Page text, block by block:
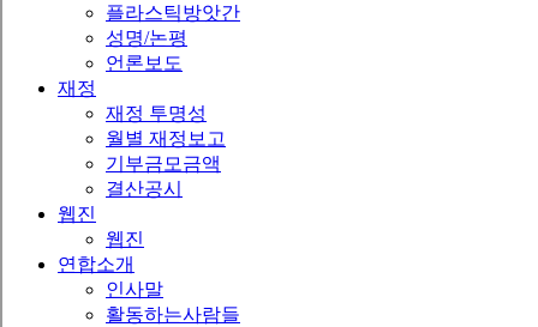
플라스틱방앗간
성명/논평
언론보도
재정
재정 투명성
월별 재정보고
기부금모금액
결산공시
웹진
웹진
연합소개
인사말
활동하는사람들